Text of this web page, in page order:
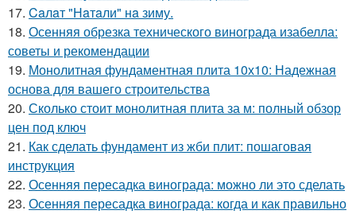
17. Caлaт "Нaтaли" нa зиму.
18. Осенняя обрезка технического винограда изабелла:
советы и рекомендации
19. Монолитная фундаментная плита 10х10: Надежная
основа для вашего строительства
20. Сколько стоит монолитная плита за м: полный обзор
цен под ключ
21. Как сделать фундамент из жби плит: пошаговая
инструкция
22. Осенняя пересадка винограда: можно ли это сделать
23. Осенняя пересадка винограда: когда и как правильно